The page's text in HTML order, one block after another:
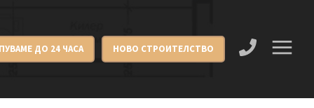
ДО 24 ЧАСА НОВО СТРОИТЕЛСТВО